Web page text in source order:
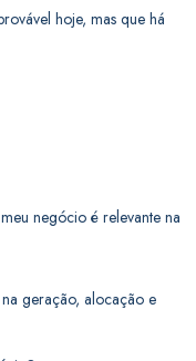
hoje, mas que há
negócio é relevante na
geração, alocação e